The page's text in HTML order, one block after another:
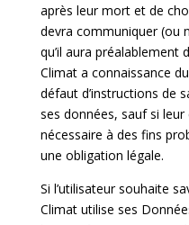
après leur mort et de
devra communiquer (ou
qu’il aura préalablement
Climat a connaissance
défaut d’instructions de
ses données, sauf si leur
nécessaire à des fins
une obligation légale.
Si l’utilisateur souhaite
Climat utilise ses